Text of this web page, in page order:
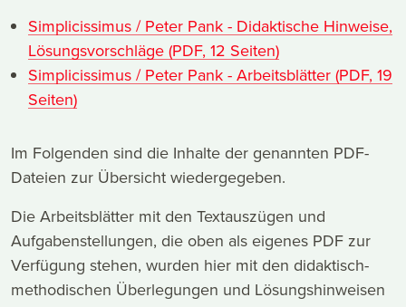
Simplicissimus / Peter Pank - Didaktische Hinweise,
Lösungsvorschläge (PDF, 12 Seiten)
Simplicissimus / Peter Pank - Arbeitsblätter (PDF, 19
Seiten)
Im Folgenden sind die Inhalte der genannten PDF-
Dateien zur Übersicht wiedergegeben.
Die Arbeitsblätter mit den Textauszügen und
Aufgabenstellungen, die oben als eigenes PDF zur
Verfügung stehen, wurden hier mit den didaktisch-
methodischen Überlegungen und Lösungshinweisen